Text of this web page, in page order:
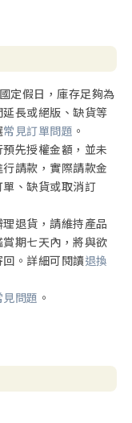
定假日，庫存足夠為
長或絕版、缺貨等
常見訂單問題 。
先授權金額，並未
請款，實際請款金
、缺貨或取消訂
退貨，請維持產品
期七天內，將與欲
。詳細可閱讀退換
問題 。